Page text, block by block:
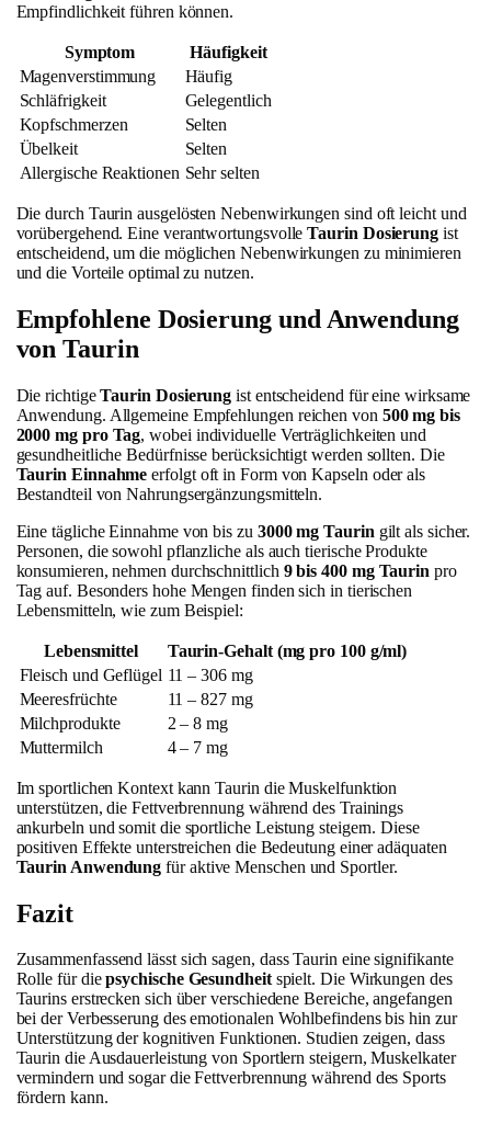
Empfindlichkeit führen können.
Symptom
Häufigkeit
Magenverstimmung
Häufig
Schläfrigkeit
Gelegentlich
Kopfschmerzen
Selten
Übelkeit
Selten
Allergische Reaktionen Sehr selten
Die durch Taurin ausgelösten Nebenwirkungen sind oft leicht und
vorübergehend. Eine verantwortungsvolleTaurin Dosierung ist
entscheidend, um die möglichen Nebenwirkungen zu minimieren
und die Vorteile optimal zu nutzen.
Empfohlene Dosierung und Anwendung
von Taurin
Die richtigeTaurin Dosierung ist entscheidend für eine wirksame
Anwendung. Allgemeine Empfehlungen reichen von 500 mg bis
2000 mg pro Tag, wobei individuelle Verträglichkeiten und
gesundheitliche Bedürfnisse berücksichtigt werden sollten. Die
Taurin Einnahme erfolgt oft in Form von Kapseln oder als
Bestandteil von Nahrungsergänzungsmitteln.
Eine tägliche Einnahme von bis zu 3000 mg Taurin gilt als sicher.
Personen, die sowohl pflanzliche als auch tierische Produkte
konsumieren, nehmen durchschnittlich 9 bis 400 mg Taurin pro
Tag auf. Besonders hohe Mengen finden sich in tierischen
Lebensmitteln, wie zum Beispiel:
Lebensmittel
Taurin-Gehalt (mg pro 100 g/ml)
Fleisch und Geflügel 11 – 306 mg
Meeresfrüchte
11 – 827 mg
Milchprodukte
2 – 8 mg
Muttermilch
4 – 7 mg
Im sportlichen Kontext kann Taurin die Muskelfunktion
unterstützen, die Fettverbrennung während des Trainings
ankurbeln und somit die sportliche Leistung steigern. Diese
positiven Effekte unterstreichen die Bedeutung einer adäquaten
Taurin Anwendung für aktive Menschen und Sportler.
Fazit
Zusammenfassend lässt sich sagen, dass Taurin eine signifikante
Rolle für diepsychische Gesundheitspielt. Die Wirkungen des
Taurins erstrecken sich über verschiedene Bereiche, angefangen
bei der Verbesserung des emotionalen Wohlbefindens bis hin zur
Unterstützung der kognitiven Funktionen. Studien zeigen, dass
Taurin die Ausdauerleistung von Sportlern steigern, Muskelkater
vermindern und sogar die Fettverbrennung während des Sports
fördern kann.